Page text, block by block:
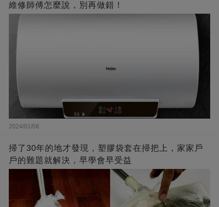
維修師傅怎麼說，別再做錯！
2024/01/08
掃了30年的地才發現，塑膠袋套在掃把上，家家戶
戶的難題就解決，早學會早受益